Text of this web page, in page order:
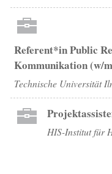
Referent*in Public
Kommunikation (w/
Technische Universität
HIS-Institut für